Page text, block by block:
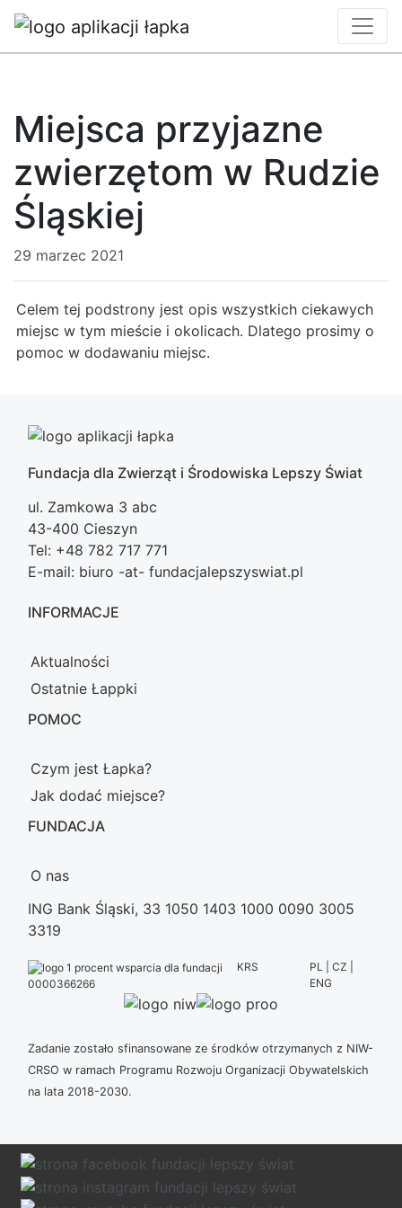
Miejsca przyjazne
zwierzętom w Rudzie
Śląskiej
29 marzec 2021
Celem tej podstrony jest opis wszystkich ciekawych
miejsc w tym mieście i okolicach. Dlatego prosimy o
pomoc w dodawaniu miejsc.
Fundacja dla Zwierząt i Środowiska Lepszy Świat
ul. Zamkowa 3 abc
43-400 Cieszyn
Tel: +48 782 717 771
E-mail: biuro -at- fundacjalepszyswiat.pl
INFORMACJE
Aktualności
Ostatnie Łappki
POMOC
Czym jest Łapka?
Jak dodać miejsce?
FUNDACJA
O nas
ING Bank Śląski, 33 1050 1403 1000 0090 3005
3319
KRS
0000366266
PL | CZ |
ENG
Zadanie zostało sfinansowane ze środków otrzymanych z NIW-
CRSO w ramach Programu Rozwoju Organizacji Obywatelskich
na lata 2018-2030.